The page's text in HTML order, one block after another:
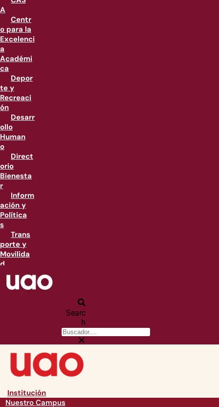
A
Centr
o para la
Excelenci
a
Académi
ca
Depor
te y
Recreaci
ón
Desarr
ollo
Human
o
Direct
orio
Bienesta
r
Inform
ación y
Política
s
Trans
porte y
Movilida
d
Searc
h
Institución
Nuestro Campus